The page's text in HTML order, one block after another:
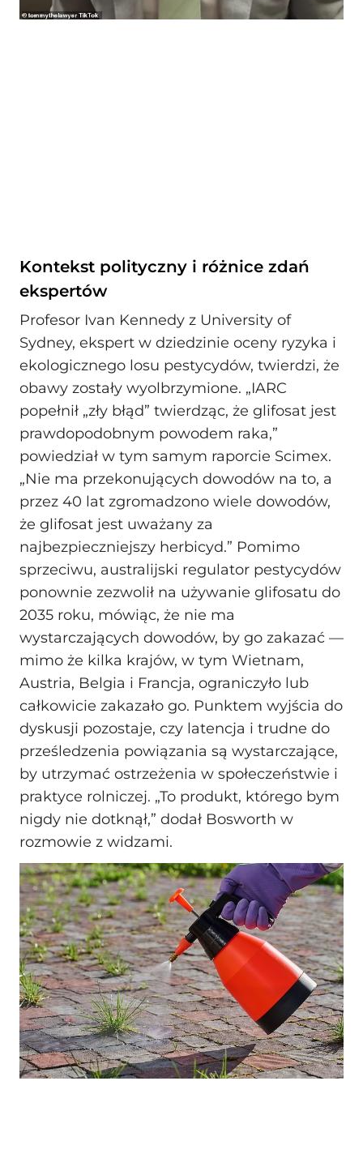
Kontekst polityczny i różnice zdań
ekspertów
Profesor Ivan Kennedy z University of
Sydney, ekspert w dziedzinie oceny ryzyka i
ekologicznego losu pestycydów, twierdzi, że
obawy zostały wyolbrzymione. „IARC
popełnił „zły błąd” twierdząc, że glifosat jest
prawdopodobnym powodem raka,”
powiedział w tym samym raporcie Scimex.
„Nie ma przekonujących dowodów na to, a
przez 40 lat zgromadzono wiele dowodów,
że glifosat jest uważany za
najbezpieczniejszy herbicyd.” Pomimo
sprzeciwu, australijski regulator pestycydów
ponownie zezwolił na używanie glifosatu do
2035 roku, mówiąc, że nie ma
wystarczających dowodów, by go zakazać —
mimo że kilka krajów, w tym Wietnam,
Austria, Belgia i Francja, ograniczyło lub
całkowicie zakazało go. Punktem wyjścia do
dyskusji pozostaje, czy latencja i trudne do
prześledzenia powiązania są wystarczające,
by utrzymać ostrzeżenia w społeczeństwie i
praktyce rolniczej. „To produkt, którego bym
nigdy nie dotknął,” dodał Bosworth w
rozmowie z widzami.